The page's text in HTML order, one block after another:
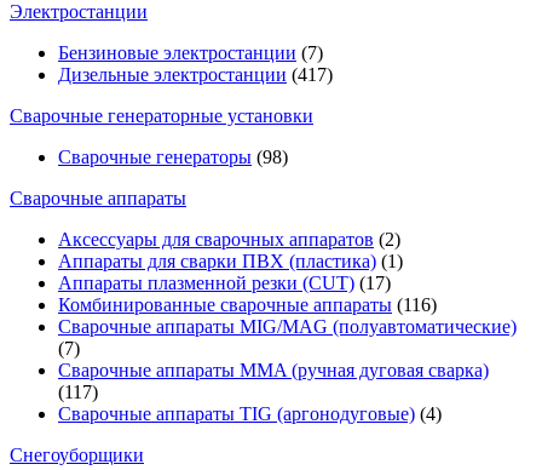
Электростанции
Бензиновые электростанции (7)
Дизельные электростанции (417)
Сварочные генераторные установки
Сварочные генераторы (98)
Сварочные аппараты
Аксессуары для сварочных аппаратов (2)
Аппараты для сварки ПВХ (пластика) (1)
Аппараты плазменной резки (CUT) (17)
Комбинированные сварочные аппараты (116)
Сварочные аппараты MIG/MAG (полуавтоматические)
(7)
Сварочные аппараты MMA (ручная дуговая сварка)
(117)
Сварочные аппараты TIG (аргонодуговые) (4)
Снегоуборщики